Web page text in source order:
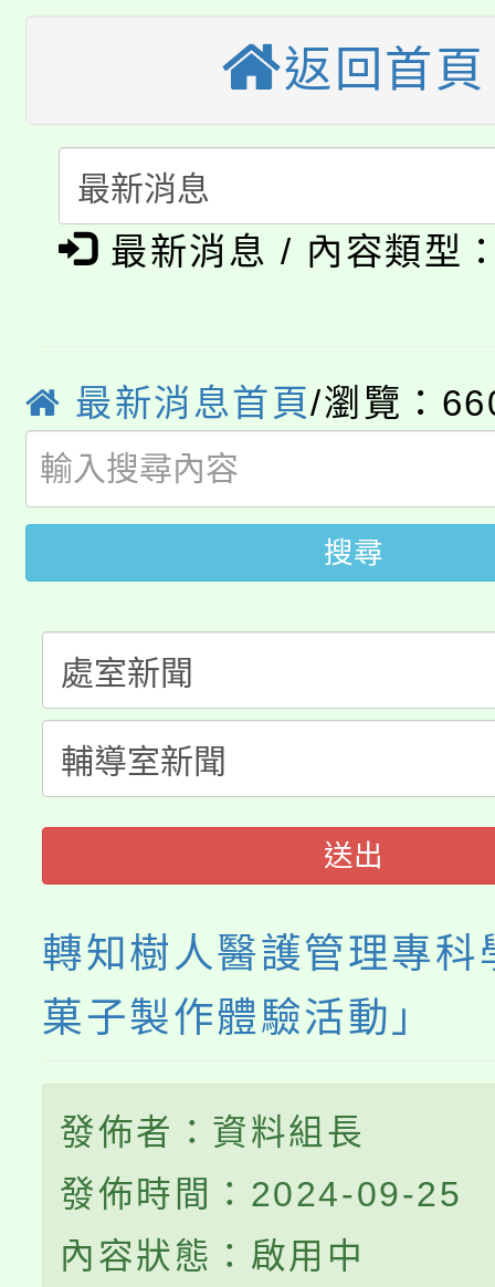
視費優惠，中低收入戶
半價優惠，詳情可洽有
者。
大園自造教育及科技中
份教師增能研習
大溪自造教育及科技
份教師研習
淨零綠生活教案入校路
會
115年食農教育專業人
程
「本色祭」8/29、30在
局官網。
8月14至27日，桃園電
開!
115年桃園市運動會8/
田徑場及游泳池舉行。
桃園市低收入戶享有免
視費優惠，中低收入戶
半價優惠，詳情可洽有
者。
大園自造教育及科技中
份教師增能研習
大溪自造教育及科技中
份教師研習
淨零綠生活教案入校路
會
115年食農教育專業人
程
返回首頁
最新消息 / 內容類型
最新消息首頁/瀏覽：
搜尋
送出
轉知樹人醫護管理專科
菓子製作體驗活動」
發佈者：資料組長
發佈時間：2024-09-25
內容狀態：啟用中